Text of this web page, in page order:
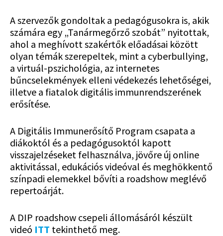
A szervezők gondoltak a pedagógusokra is, akik
számára egy „Tanármegőrző szobát” nyitottak,
ahol a meghívott szakértők előadásai között
olyan témák szerepeltek, mint a cyberbullying,
a virtuál-pszichológia, az internetes
bűncselekmények elleni védekezés lehetőségei,
illetve a fiatalok digitális immunrendszerének
erősítése.
A Digitális Immunerősítő Program csapata a
diákoktól és a pedagógusoktól kapott
visszajelzéseket felhasználva, jövőre új online
aktivitással, edukációs videóval és meghökkentő
színpadi elemekkel bővíti a roadshow meglévő
repertoárját.
A DIP roadshow csepeli állomásáról készült
videó ITT tekinthető meg.